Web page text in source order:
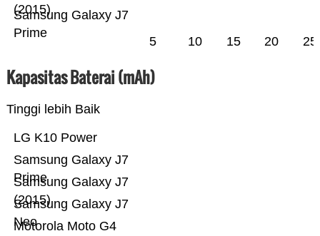
Samsung Galaxy J7
Prime
(2015)
5 10 15 20 25
Kapasitas Baterai (mAh)
Tinggi lebih Baik
Motorola Moto G4
Samsung Galaxy J7
Neo
Samsung Galaxy J7
(2015)
Samsung Galaxy J7
Prime
LG K10 Power